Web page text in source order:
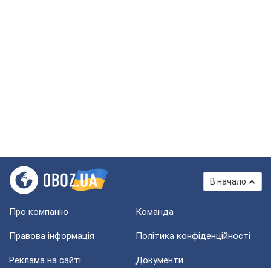
В начало
Про компанію Команда
Правова інформація Політика конфіденційності
Реклама на сайті Документи